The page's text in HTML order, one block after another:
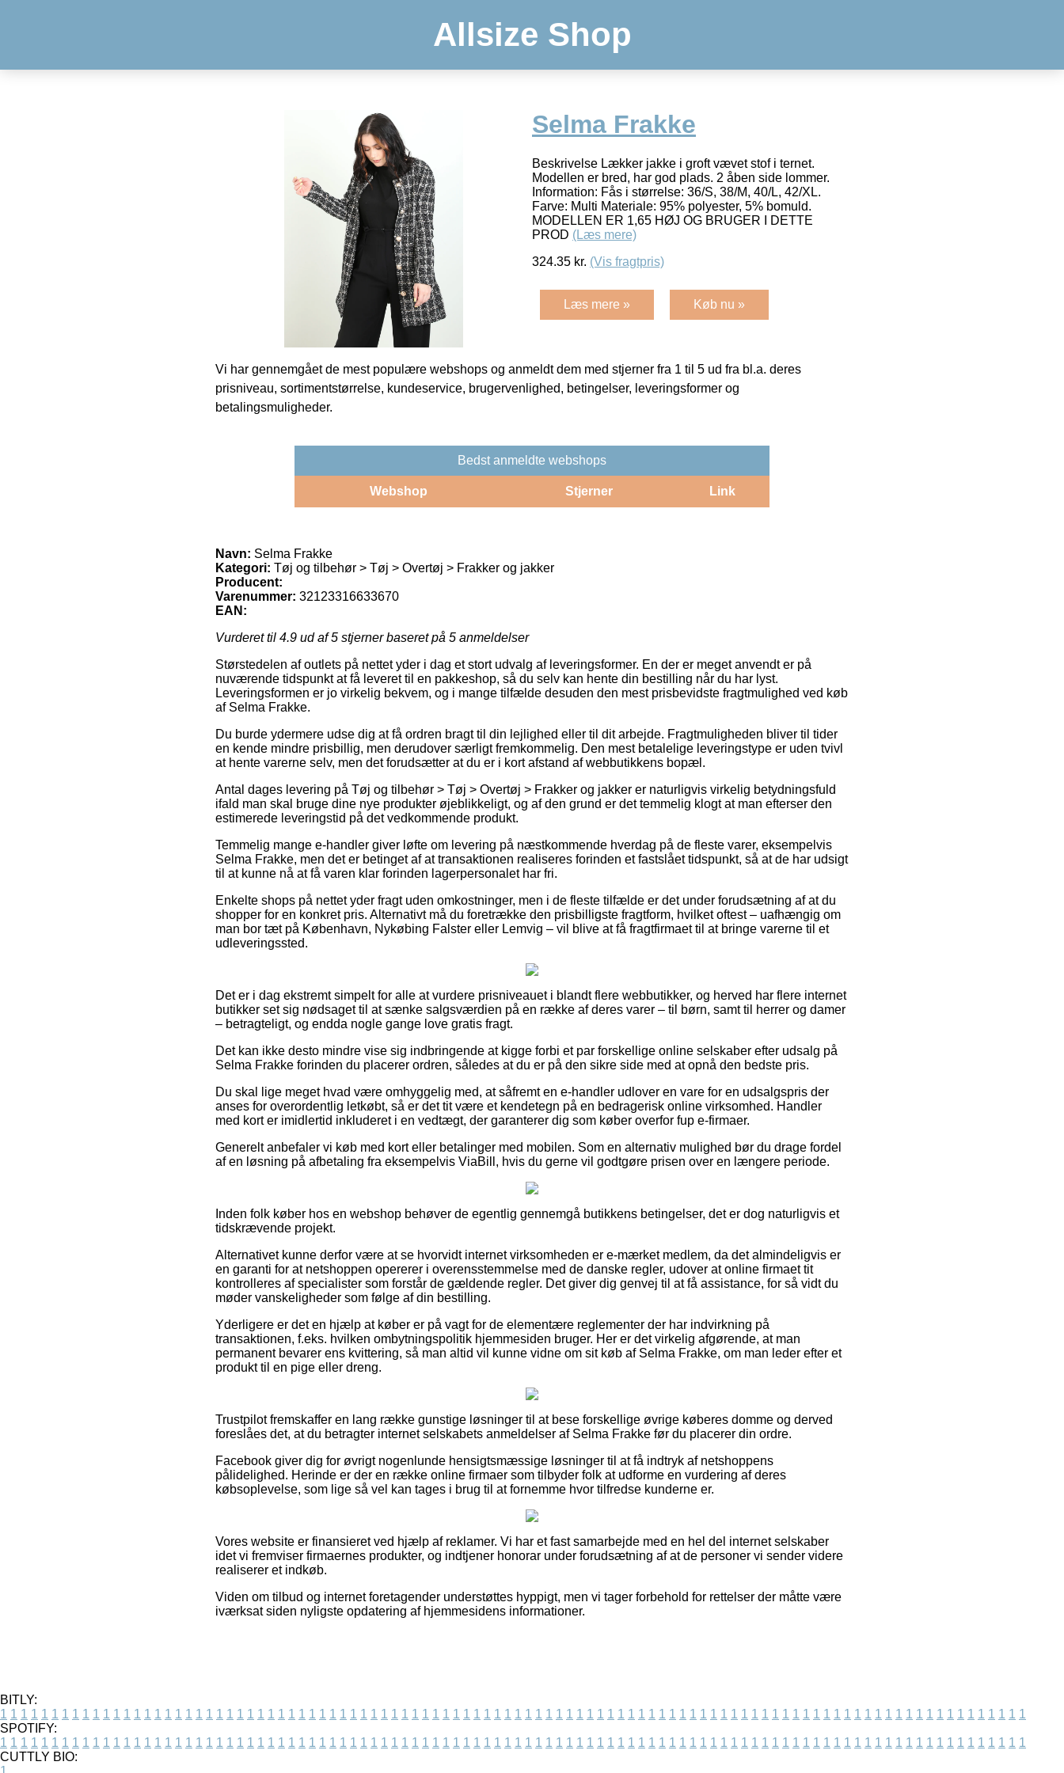
Allsize Shop
Selma Frakke
Beskrivelse Lækker jakke i groft vævet stof i ternet.
Modellen er bred, har god plads. 2 åben side lommer.
Information: Fås i størrelse: 36/S, 38/M, 40/L, 42/XL.
Farve: Multi Materiale: 95% polyester, 5% bomuld.
MODELLEN ER 1,65 HØJ OG BRUGER I DETTE
PROD (Læs mere)
324.35 kr. (Vis fragtpris)
Læs mere » Køb nu »
Vi har gennemgået de mest populære webshops og anmeldt dem med stjerner fra 1 til 5 ud fra bl.a. deres
prisniveau, sortimentstørrelse, kundeservice, brugervenlighed, betingelser, leveringsformer og
betalingsmuligheder.
Bedst anmeldte webshops
Webshop Stjerner Link
Navn: Selma Frakke
Kategori: Tøj og tilbehør > Tøj > Overtøj > Frakker og jakker
Producent:
Varenummer: 32123316633670
EAN:
Vurderet til 4.9 ud af 5 stjerner baseret på 5 anmeldelser
Størstedelen af outlets på nettet yder i dag et stort udvalg af leveringsformer. En der er meget anvendt er på
nuværende tidspunkt at få leveret til en pakkeshop, så du selv kan hente din bestilling når du har lyst.
Leveringsformen er jo virkelig bekvem, og i mange tilfælde desuden den mest prisbevidste fragtmulighed ved køb
af Selma Frakke.
Du burde ydermere udse dig at få ordren bragt til din lejlighed eller til dit arbejde. Fragtmuligheden bliver til tider
en kende mindre prisbillig, men derudover særligt fremkommelig. Den mest betalelige leveringstype er uden tvivl
at hente varerne selv, men det forudsætter at du er i kort afstand af webbutikkens bopæl.
Antal dages levering på Tøj og tilbehør > Tøj > Overtøj > Frakker og jakker er naturligvis virkelig betydningsfuld
ifald man skal bruge dine nye produkter øjeblikkeligt, og af den grund er det temmelig klogt at man efterser den
estimerede leveringstid på det vedkommende produkt.
Temmelig mange e-handler giver løfte om levering på næstkommende hverdag på de fleste varer, eksempelvis
Selma Frakke, men det er betinget af at transaktionen realiseres forinden et fastslået tidspunkt, så at de har udsigt
til at kunne nå at få varen klar forinden lagerpersonalet har fri.
Enkelte shops på nettet yder fragt uden omkostninger, men i de fleste tilfælde er det under forudsætning af at du
shopper for en konkret pris. Alternativt må du foretrække den prisbilligste fragtform, hvilket oftest – uafhængig om
man bor tæt på København, Nykøbing Falster eller Lemvig – vil blive at få fragtfirmaet til at bringe varerne til et
udleveringssted.
Det er i dag ekstremt simpelt for alle at vurdere prisniveauet i blandt flere webbutikker, og herved har flere internet
butikker set sig nødsaget til at sænke salgsværdien på en række af deres varer – til børn, samt til herrer og damer
– betragteligt, og endda nogle gange love gratis fragt.
Det kan ikke desto mindre vise sig indbringende at kigge forbi et par forskellige online selskaber efter udsalg på
Selma Frakke forinden du placerer ordren, således at du er på den sikre side med at opnå den bedste pris.
Du skal lige meget hvad være omhyggelig med, at såfremt en e-handler udlover en vare for en udsalgspris der
anses for overordentlig letkøbt, så er det tit være et kendetegn på en bedragerisk online virksomhed. Handler
med kort er imidlertid inkluderet i en vedtægt, der garanterer dig som køber overfor fup e-firmaer.
Generelt anbefaler vi køb med kort eller betalinger med mobilen. Som en alternativ mulighed bør du drage fordel
af en løsning på afbetaling fra eksempelvis ViaBill, hvis du gerne vil godtgøre prisen over en længere periode.
Inden folk køber hos en webshop behøver de egentlig gennemgå butikkens betingelser, det er dog naturligvis et
tidskrævende projekt.
Alternativet kunne derfor være at se hvorvidt internet virksomheden er e-mærket medlem, da det almindeligvis er
en garanti for at netshoppen opererer i overensstemmelse med de danske regler, udover at online firmaet tit
kontrolleres af specialister som forstår de gældende regler. Det giver dig genvej til at få assistance, for så vidt du
møder vanskeligheder som følge af din bestilling.
Yderligere er det en hjælp at køber er på vagt for de elementære reglementer der har indvirkning på
transaktionen, f.eks. hvilken ombytningspolitik hjemmesiden bruger. Her er det virkelig afgørende, at man
permanent bevarer ens kvittering, så man altid vil kunne vidne om sit køb af Selma Frakke, om man leder efter et
produkt til en pige eller dreng.
Trustpilot fremskaffer en lang række gunstige løsninger til at bese forskellige øvrige køberes domme og derved
foreslåes det, at du betragter internet selskabets anmeldelser af Selma Frakke før du placerer din ordre.
Facebook giver dig for øvrigt nogenlunde hensigtsmæssige løsninger til at få indtryk af netshoppens
pålidelighed. Herinde er der en række online firmaer som tilbyder folk at udforme en vurdering af deres
købsoplevelse, som lige så vel kan tages i brug til at fornemme hvor tilfredse kunderne er.
Vores website er finansieret ved hjælp af reklamer. Vi har et fast samarbejde med en hel del internet selskaber
idet vi fremviser firmaernes produkter, og indtjener honorar under forudsætning af at de personer vi sender videre
realiserer et indkøb.
Viden om tilbud og internet foretagender understøttes hyppigt, men vi tager forbehold for rettelser der måtte være
iværksat siden nyligste opdatering af hjemmesidens informationer.
BITLY:
1 1 1 1 1 1 1 1 1 1 1 1 1 1 1 1 1 1 1 1 1 1 1 1 1 1 1 1 1 1 1 1 1 1 1 1 1 1 1 1 1 1 1 1 1 1 1 1 1 1 1 1 1 1 1 1 1 1 1 1 1 1 1 1 1 1 1 1 1 1 1 1 1 1 1 1 1 1 1 1 1 1 1 1 1 1 1 1 1 1 1 1 1 1 1 1 1 1 1 1
SPOTIFY:
1 1 1 1 1 1 1 1 1 1 1 1 1 1 1 1 1 1 1 1 1 1 1 1 1 1 1 1 1 1 1 1 1 1 1 1 1 1 1 1 1 1 1 1 1 1 1 1 1 1 1 1 1 1 1 1 1 1 1 1 1 1 1 1 1 1 1 1 1 1 1 1 1 1 1 1 1 1 1 1 1 1 1 1 1 1 1 1 1 1 1 1 1 1 1 1 1 1 1 1
CUTTLY BIO: